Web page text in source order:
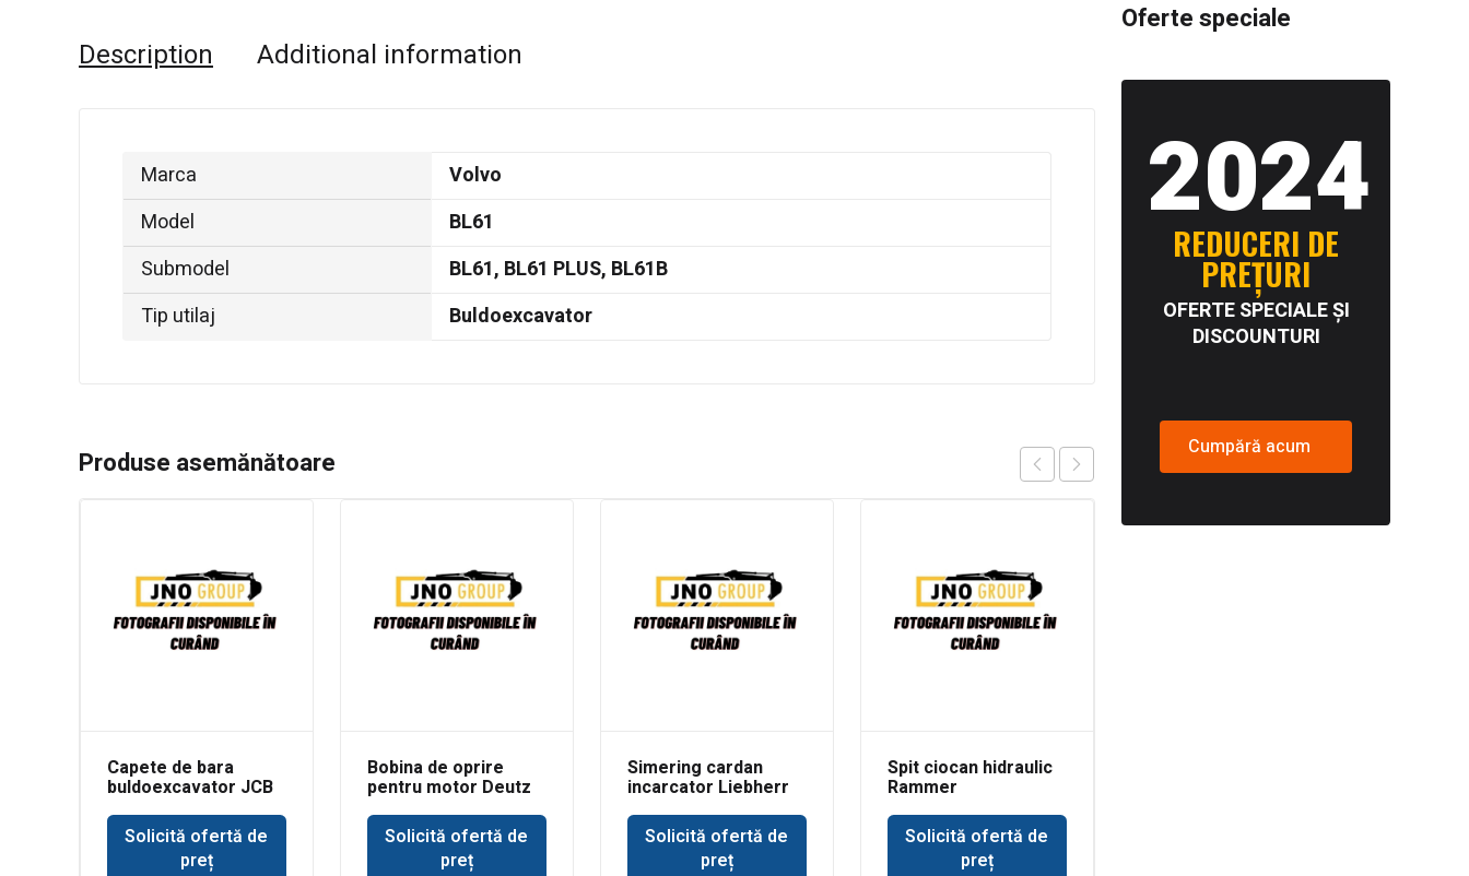
Description Additional information
Marca
Volvo
Model
BL61
Submodel
BL61, BL61 PLUS, BL61B
Tip utilaj
Buldoexcavator
Produse asemănătoare
Capete de bara
buldoexcavator JCB
Solicită ofertă de
preț
Bobina de oprire
pentru motor Deutz
Solicită ofertă de
preț
Simering cardan
incarcator Liebherr
Solicită ofertă de
preț
Spit ciocan hidraulic
Rammer
Solicită ofertă de
preț
Oferte speciale
2024
REDUCERI DE
PREȚURI
OFERTE SPECIALE ȘI
DISCOUNTURI
Cumpără acum